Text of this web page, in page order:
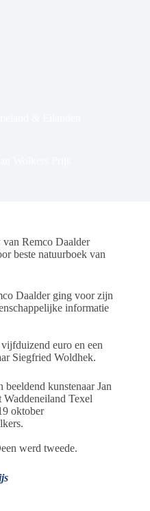
Remco Daalder
beste natuurboek van
Daalder ging voor zijn
informatie
euro en een
Siegfried Woldhek.
kunstenaar Jan
Texel
oktober
werd tweede.